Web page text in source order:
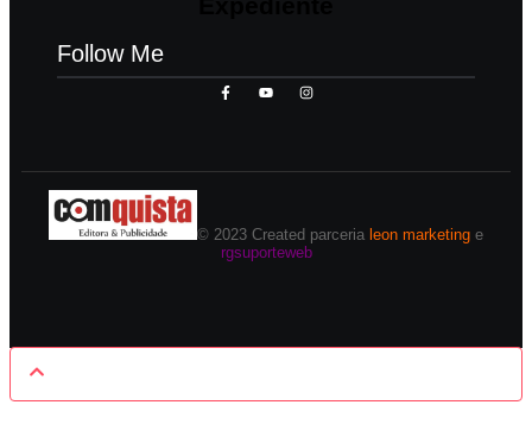
Follow Me
© 2023 Created parceria leon marketing e
rgsuporteweb